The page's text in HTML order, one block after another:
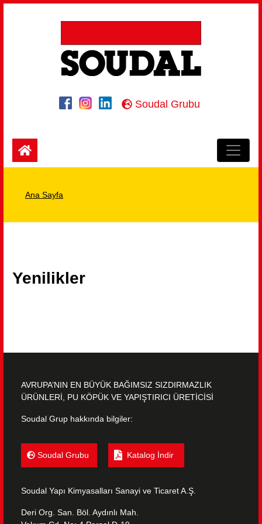
Soudal Grubu
Ana Sayfa
Yenilikler
AVRUPA’NIN EN BÜYÜK BAĞIMSIZ SIZDIRMAZLIK
ÜRÜNLERİ, PU KÖPÜK VE YAPIŞTIRICI ÜRETİCİSİ
Soudal Grup hakkında bilgiler:
Soudal Grubu Katalog İndir
Soudal Yapı Kimyasalları Sanayi ve Ticaret A.Ş.
Deri Org. San. Böl. Aydınlı Mah.